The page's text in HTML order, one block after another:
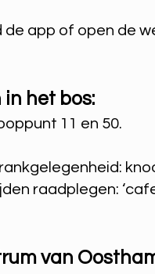
de app of open de
het bos:
11 en 50.
raadplegen:
van